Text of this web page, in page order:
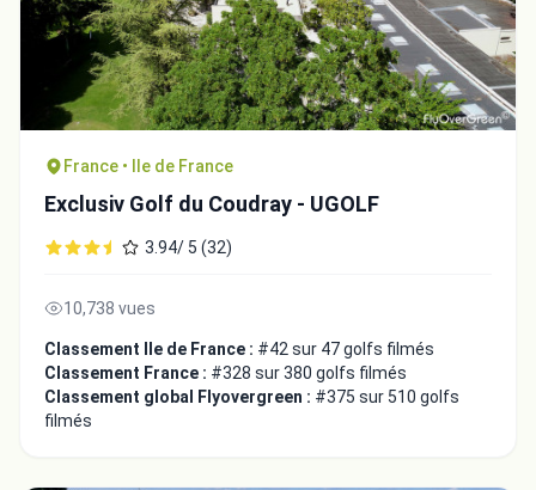
France • Ile de France
Exclusiv Golf du Coudray - UGOLF
3.94/ 5 (32)
10,738 vues
Classement Ile de France : #42 sur 47 golfs filmés
Classement France : #328 sur 380 golfs filmés
Classement global Flyovergreen : #375 sur 510 golfs
filmés